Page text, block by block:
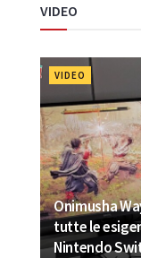
VIDEO
VIDEO
Onimusha
tutte le
Nintendo